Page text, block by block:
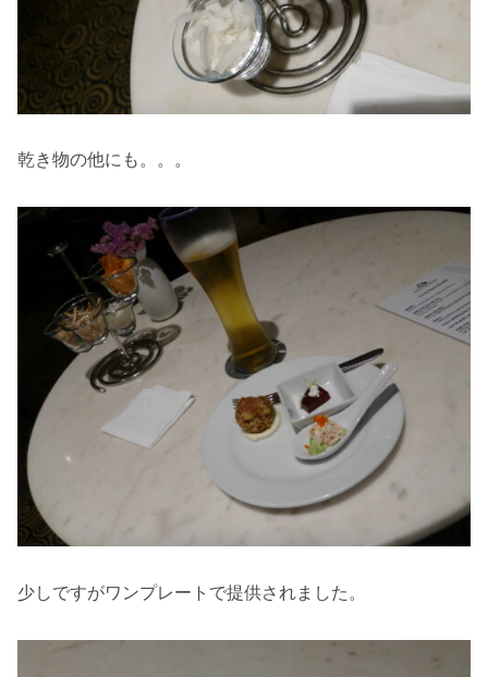
乾き物の他にも。。。
少しですがワンプレートで提供されました。